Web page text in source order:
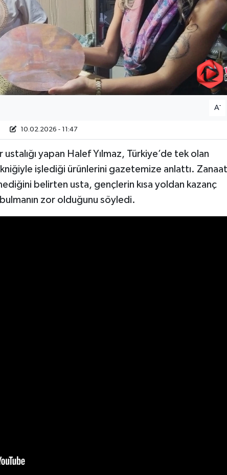
A-
10.02.2026 - 11:47
ustalığı yapan Halef Yılmaz, Türkiye’de tek olan
işlediği ürünlerini gazetemize anlattı.
belirten usta, gençlerin kısa yoldan kazanç
zor olduğunu söyledi.